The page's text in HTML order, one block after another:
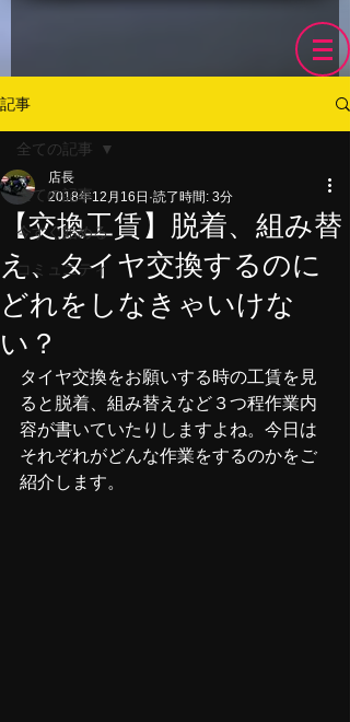
記事
全ての記事
今すぐ始める
コミュニティ
全ての記事
【交換工賃】脱着、組み替
え、タイヤ交換するのに
どれをしなきゃいけな
い？
店長
2018年12月16日 読了時間: 3分
タイヤ交換をお願いする時の工賃を見
ると脱着、組み替えなど３つ程作業内
容が書いていたりしますよね。今日は
それぞれがどんな作業をするのかをご
紹介します。